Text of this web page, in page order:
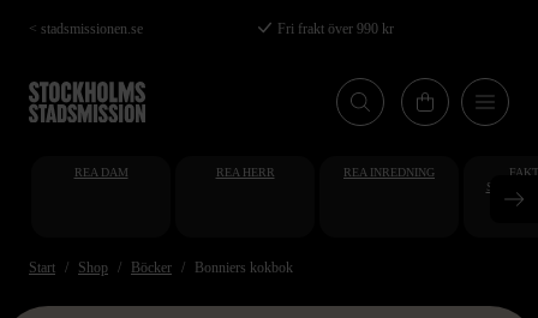
Hoppa
till
huvudinnehåll
< stadsmissionen.se Fri frakt över 990 kr
REA DAM REA HERR REA INREDNING
Start Shop Böcker Bonniers kokbok